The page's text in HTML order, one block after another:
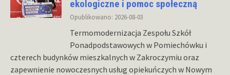
ekologiczne i pomoc społeczną
Opublikowano: 2026-08-03
Termomodernizacja Zespołu Szkół
Ponadpodstawowych w Pomiechówku i
czterech budynków mieszkalnych w Zakroczymiu oraz
zapewnienie nowoczesnych usług opiekuńczych w Nowym